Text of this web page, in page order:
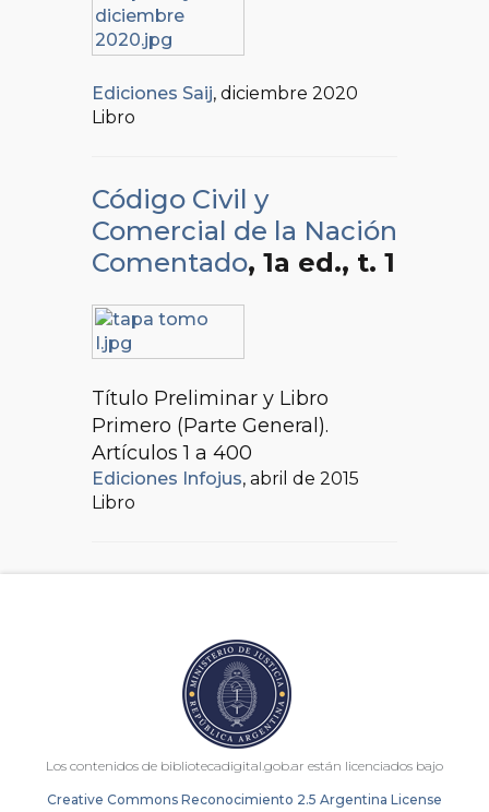
Ediciones Saij, diciembre 2020
Libro
Código Civil y
Comercial de la Nación
Comentado, 1a ed., t. 1
Título Preliminar y Libro
Primero (Parte General).
Artículos 1 a 400
Ediciones Infojus, abril de 2015
Libro
Los contenidos de bibliotecadigital.gob.ar están licenciados bajo
Creative Commons Reconocimiento 2.5 Argentina License